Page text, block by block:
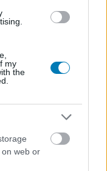
my
the
web or
AMD Ryzen 5
1070 8GB
ray tracing
és ray tracing